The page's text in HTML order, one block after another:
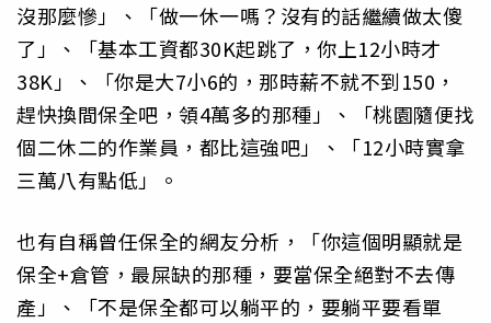
沒那麼慘」、「做一休一嗎？沒有的話繼續做太傻
了」、「基本工資都30K起跳了，你上12小時才
38K」、「你是大7小6的，那時薪不就不到150，
趕快換間保全吧，領4萬多的那種」、「桃園隨便找
個二休二的作業員，都比這強吧」、「12小時實拿
三萬八有點低」。
也有自稱曾任保全的網友分析，「你這個明顯就是
保全+倉管，最屎缺的那種，要當保全絕對不去傳
產」、「不是保全都可以躺平的，要躺平要看單